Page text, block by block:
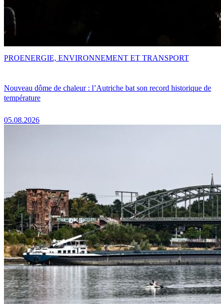
Nouveau dôme de chaleur : l’Autriche bat son record historique de
température
05.08.2026
PROENERGIE, ENVIRONNEMENT ET TRANSPORT